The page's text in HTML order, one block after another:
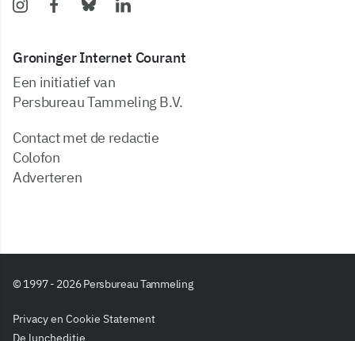
Groninger Internet Courant
Een initiatief van
Persbureau Tammeling B.V.
Contact met de redactie
Colofon
Adverteren
© 1997 - 2026 Persbureau Tammeling
Privacy en Cookie Statement
De luncheditie